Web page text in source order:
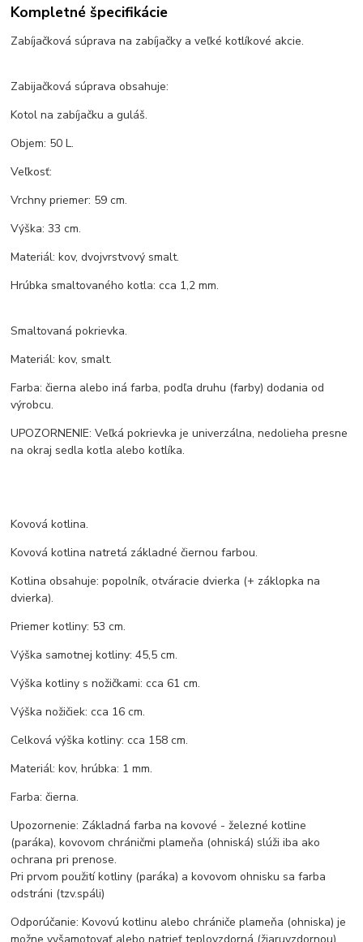
Kompletné špecifikácie
Zabíjačková súprava na zabíjačky a veľké kotlíkové akcie.
Zabijačková súprava obsahuje:
Kotol na zabíjačku a guláš.
Objem: 50 L.
Veľkosť:
Vrchny priemer: 59 cm.
Výška: 33 cm.
Materiál: kov, dvojvrstvový smalt.
Hrúbka smaltovaného kotla: cca 1,2 mm.
Smaltovaná pokrievka.
Materiál: kov, smalt.
Farba: čierna alebo iná farba, podľa druhu (farby) dodania od
výrobcu.
UPOZORNENIE: Veľká pokrievka je univerzálna, nedolieha presne
na okraj sedla kotla alebo kotlíka.
Kovová kotlina.
Kovová kotlina natretá základné čiernou farbou.
Kotlina obsahuje: popolník, otváracie dvierka (+ záklopka na
dvierka).
Priemer kotliny: 53 cm.
Výška samotnej kotliny: 45,5 cm.
Výška kotliny s nožičkami: cca 61 cm.
Výška nožičiek: cca 16 cm.
Celková výška kotliny: cca 158 cm.
Materiál: kov, hrúbka: 1 mm.
Farba: čierna.
Upozornenie: Základná farba na kovové - železné kotline
(paráka), kovovom chráničmi plameňa (ohniská) slúži iba ako
ochrana pri prenose.
Pri prvom použití kotliny (paráka) a kovovom ohnisku sa farba
odstráni (tzv.spáli)
Odporúčanie: Kovovú kotlinu alebo chrániče plameňa (ohniska) je
možne vyšamotovať alebo natrieť teplovzdorná (žiaruvzdornou)